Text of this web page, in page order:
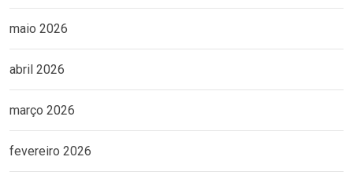
maio 2026
abril 2026
março 2026
fevereiro 2026